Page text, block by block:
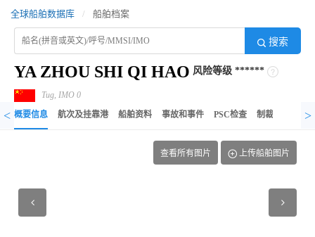
全球船舶数据库 / 船舶档案
搜索
YA ZHOU SHI QI HAO 风险等级 ******
Tug, IMO 0
< 概要信息 航次及挂靠港 船舶资料 事故和事件 PSC检查 制裁记录 异
>
查看所有图片 上传船舶图片